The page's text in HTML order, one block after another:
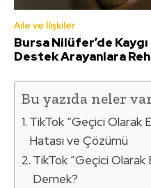
Aile ve İlişkiler
Bursa Nilüfer’de
Destek Arayanlara
Bu yazıda neler
TikTok “Geçici Olarak
Hatası ve Çözümü
TikTok “Geçici Olarak
Demek?